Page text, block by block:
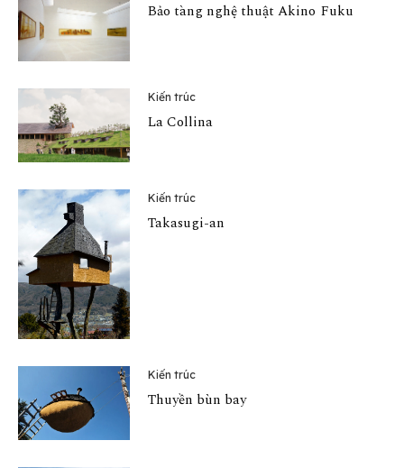
Bảo tàng nghệ thuật Akino Fuku
Kiến trúc
La Collina
Kiến trúc
Takasugi-an
Kiến trúc
Thuyền bùn bay